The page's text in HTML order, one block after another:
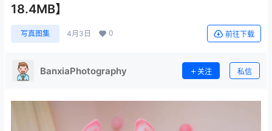
18.4MB】
写真图集 4月3日 0 前往下载
BanxiaPhotography 关注 私信